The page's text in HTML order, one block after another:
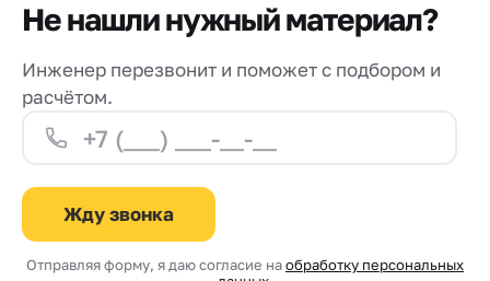
Не нашли нужный материал?
Инженер перезвонит и поможет с подбором и
расчётом.
Жду звонка
Отправляя форму, я даю согласие наобработку персональных